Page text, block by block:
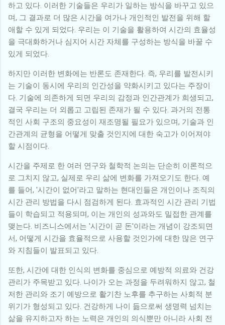
하고 있다. 이러한 기술들은 우리가 일하는 방식을 바꾸고 있으
며, 그 결과로 더 많은 시간을 여가나 개인적인 발전을 위해 할
애할 수 있게 되었다. 우리는 이 기술을 활용하여 시간의 효율성
을 극대화하거나 심지어 시간 자체를 구성하는 방식을 바꿀 수
있게 되었다.
하지만 이러한 변화에는 반론도 존재한다. 즉, 우리를 발전시키
는 기술이 동시에 우리의 인간성을 약화시키고 있다는 주장이
다. 기술에 의존하게 되면 우리의 감정과 인간관계가 희생되고,
결국 우리는 더 외롭고 고립된 존재가 될 수 있다. 과거의 전통
적인 사회 구조의 중요성이 재조명될 필요가 있으며, 기술과 인
간관계의 균형을 어떻게 맞출 것인지에 대한 숙고가 이어져야
할 시점이다.
시간을 주제로 한 여러 연구와 철학적 논의는 단순히 이론적으
로 그치지 않고, 실제로 우리 삶에 변화를 가져오기도 한다. 예
를 들어, '시간이 없어'라고 말하는 현대인들은 개인이나 조직의
시간 관리 방법을 다시 점검하게 된다. 효과적인 시간 관리 기법
들이 학습되고 적용되며, 이는 개인의 성과와도 밀접한 관계를
맺는다. 비즈니스에서는 '시간이 곧 돈'이라는 개념이 강조되면
서, 어떻게 시간을 효율적으로 사용할 것인가에 대한 많은 연구
와 지침들이 발표되고 있다.
또한, 시간에 대한 인식의 변화를 중심으로 예방적 의료와 건강
관리가 주목받고 있다. 나이가 오는 과정을 두려워하지 않고, 철
저한 관리와 조기 예방으로 활기찬 노후를 추구하는 사회적 분
위기가 형성되고 있다. 건강하게 나이 듦으로써 생명력 넘치는
삶을 유지하고자 하는 노력은 개인의 의식뿐만 아니라 사회 전